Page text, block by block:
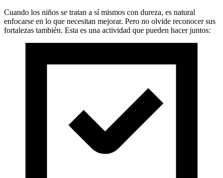
Cuando los niños se tratan a sí mismos con dureza, es natural
enfocarse en lo que necesitan mejorar. Pero no olvide reconocer sus
fortalezas también. Esta es una actividad que pueden hacer juntos: